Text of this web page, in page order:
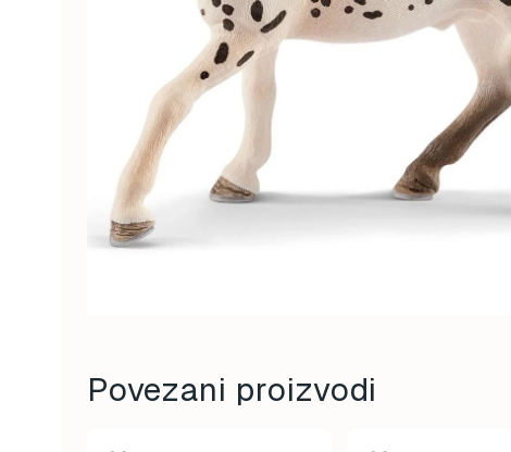
Povezani proizvodi